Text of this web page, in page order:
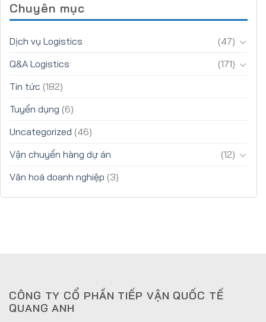
Chuyên mục
Dịch vụ Logistics
(47)
Q&A Logistics
(171)
Tin tức (182)
Tuyển dụng (6)
Uncategorized (46)
Vận chuyển hàng dự án
(12)
Văn hoá doanh nghiệp (3)
CÔNG TY CỔ PHẦN TIẾP VẬN QUỐC TẾ
QUANG ANH